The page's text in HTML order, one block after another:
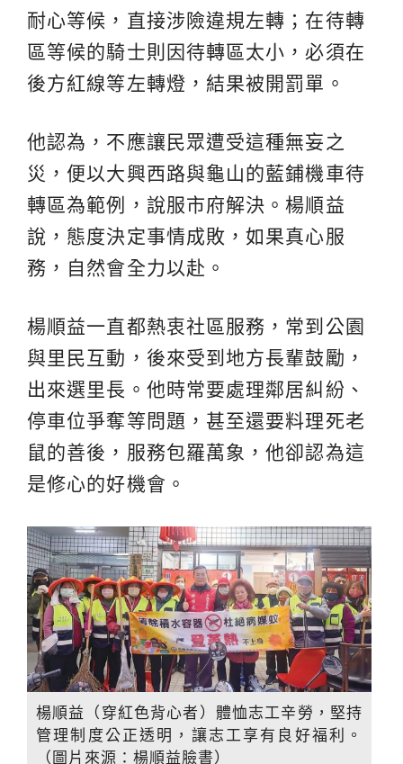
耐心等候，直接涉險違規左轉；在待轉
區等候的騎士則因待轉區太小，必須在
後方紅線等左轉燈，結果被開罰單。
他認為，不應讓民眾遭受這種無妄之
災，便以大興西路與龜山的藍鋪機車待
轉區為範例，說服市府解決。楊順益
說，態度決定事情成敗，如果真心服
務，自然會全力以赴。
楊順益一直都熱衷社區服務，常到公園
與里民互動，後來受到地方長輩鼓勵，
出來選里長。他時常要處理鄰居糾紛、
停車位爭奪等問題，甚至還要料理死老
鼠的善後，服務包羅萬象，他卻認為這
是修心的好機會。
楊順益（穿紅色背心者）體恤志工辛勞，堅持
管理制度公正透明，讓志工享有良好福利。
（圖片來源：楊順益臉書）